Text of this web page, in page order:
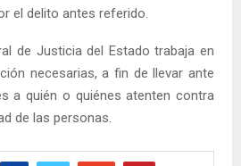
el delito antes referido.
de Justicia del Estado trabaja en
necesarias, a fin de llevar ante
a quién o quiénes atenten contra
de las personas.